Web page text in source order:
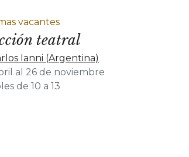
vacantes
teatral
Ianni (Argentina)
al 26 de noviembre
de 10 a 13